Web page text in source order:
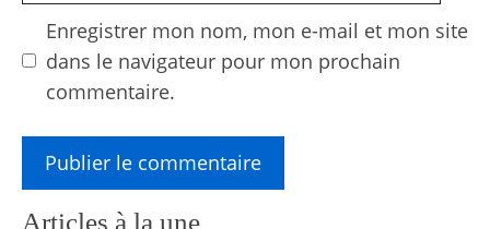
Enregistrer mon nom, mon e-mail et mon site
dans le navigateur pour mon prochain
commentaire.
Articles à la une